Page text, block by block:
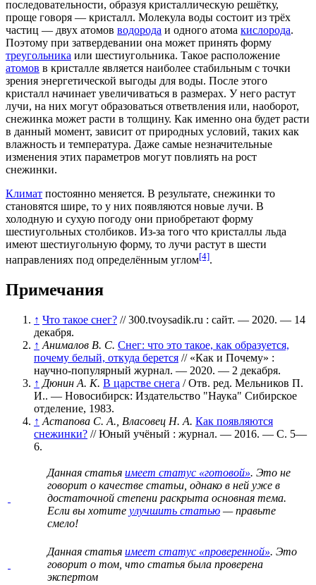
последовательности, образуя кристаллическую решётку,
проще говоря — кристалл. Молекула воды состоит из трёх
частиц — двух атомов водорода и одного атома кислорода.
Поэтому при затвердевании она может принять форму
треугольника или шестиугольника. Такое расположение
атомов в кристалле является наиболее стабильным с точки
зрения энергетической выгоды для воды. После этого
кристалл начинает увеличиваться в размерах. У него растут
лучи, на них могут образоваться ответвления или, наоборот,
снежинка может расти в толщину. Как именно она будет расти
в данный момент, зависит от природных условий, таких как
влажность и температура. Даже самые незначительные
изменения этих параметров могут повлиять на рост
снежинки.
Климат постоянно меняется. В результате, снежинки то
становятся шире, то у них появляются новые лучи. В
холодную и сухую погоду они приобретают форму
шестиугольных столбиков. Из-за того что кристаллы льда
имеют шестиугольную форму, то лучи растут в шести
направлениях под определённым углом[4].
Примечания
↑ Что такое снег? // 300.tvoysadik.ru : сайт. — 2020. — 14
декабря.
↑ Анималов В. С. Снег: что это такое, как образуется,
почему белый, откуда берется // «Как и Почему» :
научно-популярный журнал. — 2020. — 2 декабря.
↑ Дюнин А. К. В царстве снега / Отв. ред. Мельников П.
И.. — Новосибирск: Издательство "Наука" Сибирское
отделение, 1983.
↑ Астапова С. А., Власовец Н. А. Как появляются
снежинки? // Юный учёный : журнал. — 2016. — С. 5—
6.
Данная статья имеет статус «готовой». Это не
говорит о качестве статьи , однако в ней уже в
достаточной степени раскрыта основная тема.
Если вы хотите улучшить статью — правьте
смело!
Данная статья имеет статус «проверенной». Это
говорит о том, что статья была проверена
экспертом